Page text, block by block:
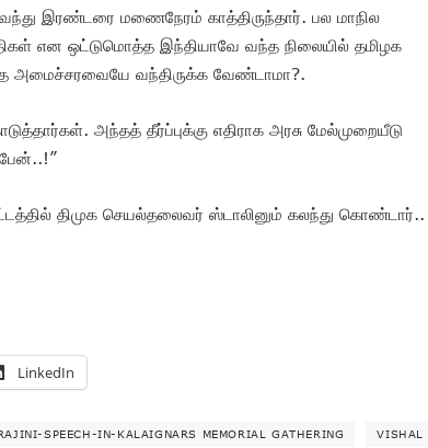
வந்து இரண்டரை மணைநேரம் காத்திருந்தார். பல மாநில
என ஒட்டுமொத்த இந்தியாவே வந்த நிலையில் தமிழக
அமைச்சரவையே வந்திருக்க வேண்டாமா?.
அந்தத் தீர்ப்புக்கு எதிராக அரசு மேல்முறையீடு
திமுக செயல்தலைவர் ஸ்டாலினும் கலந்து கொண்டார்..
LinkedIn
SPEECH-IN-KALAIGNARS MEMORIAL GATHERING VISHAL